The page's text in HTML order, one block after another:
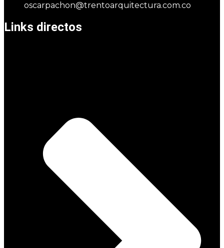
oscarpachon@trentoarquitectura.com.co
Links directos